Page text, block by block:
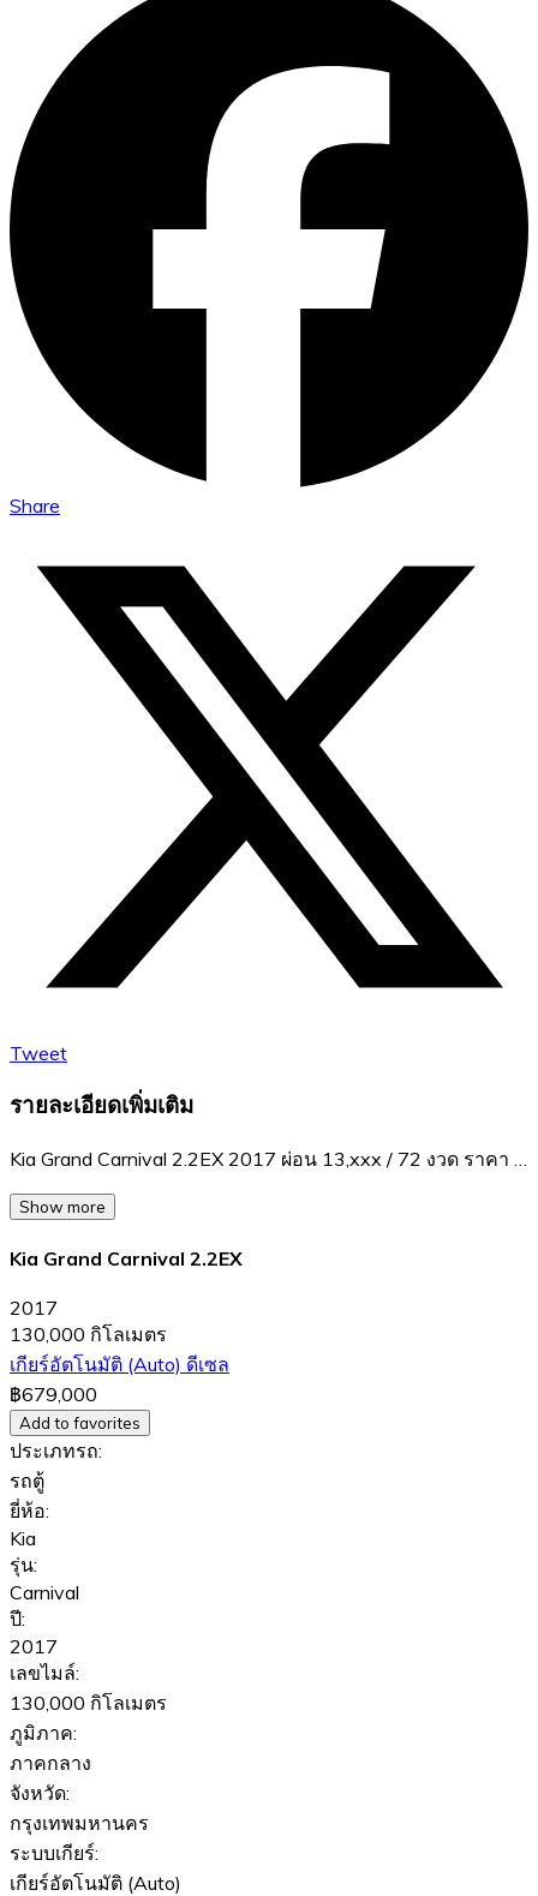
Share
Tweet
รายละเอียดเพิ่มเติม
Kia Grand Carnival 2.2EX 2017 ผ่อน 13,xxx / 72 งวด ราคา …
Show more
Kia Grand Carnival 2.2EX
2017
130,000 กิโลเมตร
เกียร์อัตโนมัติ (Auto) ดีเซล
฿679,000
Add to favorites
ประเภทรถ:
รถตู้
ยี่ห้อ:
Kia
รุ่น:
Carnival
ปี:
2017
เลขไมล์:
130,000 กิโลเมตร
ภูมิภาค:
ภาคกลาง
จังหวัด:
กรุงเทพมหานคร
ระบบเกียร์:
เกียร์อัตโนมัติ (Auto)